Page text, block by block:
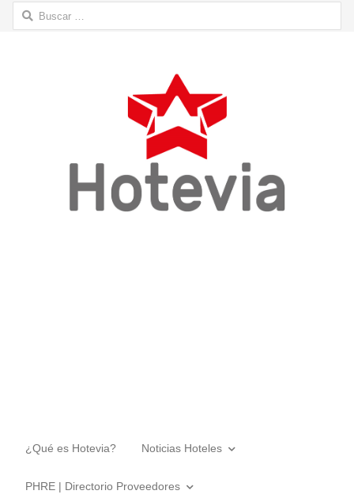
Buscar:
¿Qué es Hotevia? Noticias Hoteles
PHRE | Directorio Proveedores